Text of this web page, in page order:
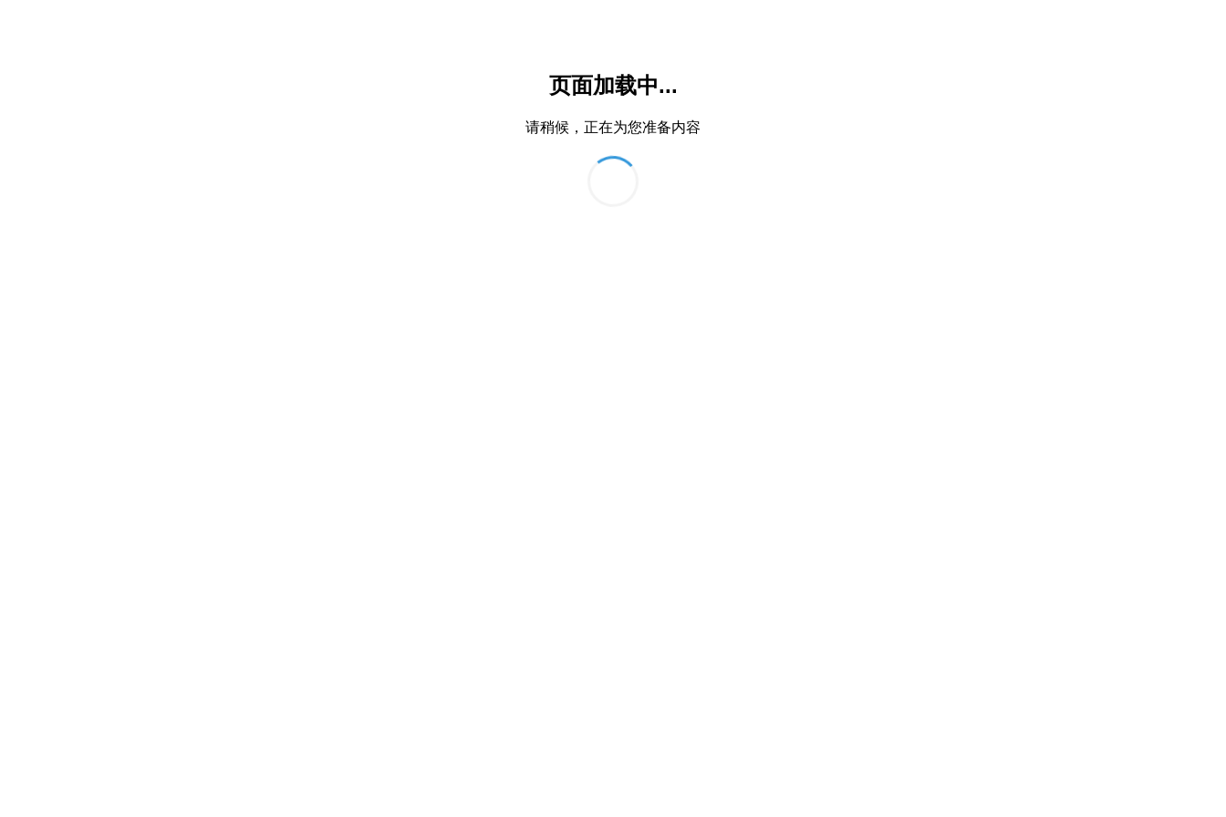
页面加载中...
请稍候，正在为您准备内容